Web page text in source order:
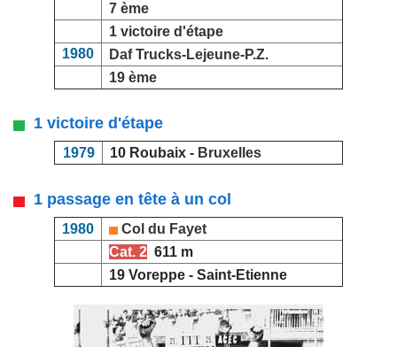
7 ème
1 victoire d'étape
1980
Daf Trucks-Lejeune-P.Z.
19 ème
1 victoire d'étape
1979 10 Roubaix - Bruxelles
1 passage en tête à un col
1980
Col du Fayet
Cat. 2 611 m
19 Voreppe - Saint-Etienne